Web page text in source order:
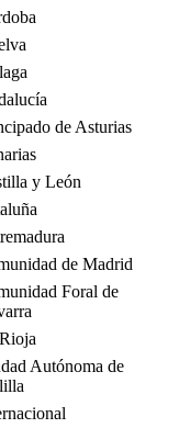
de Asturias
y León
de Madrid
Foral de
Autónoma de